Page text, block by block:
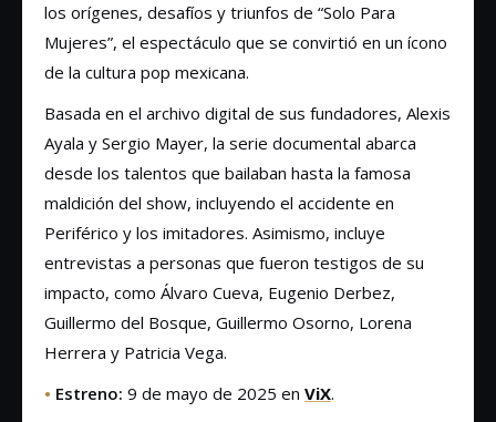
los orígenes, desafíos y triunfos de “Solo Para
Mujeres”, el espectáculo que se convirtió en un ícono
de la cultura pop mexicana.
Basada en el archivo digital de sus fundadores, Alexis
Ayala y Sergio Mayer, la serie documental abarca
desde los talentos que bailaban hasta la famosa
maldición del show, incluyendo el accidente en
Periférico y los imitadores. Asimismo, incluye
entrevistas a personas que fueron testigos de su
impacto, como Álvaro Cueva, Eugenio Derbez,
Guillermo del Bosque, Guillermo Osorno, Lorena
Herrera y Patricia Vega.
• Estreno: 9 de mayo de 2025 en ViX.